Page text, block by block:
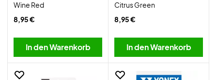
Wine Red
8,95 €
In den Warenkorb
Citrus Green
8,95 €
In den Warenkorb